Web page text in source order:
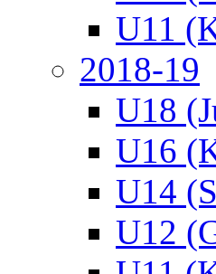
U11
2018-19
U18
U16
U14
U12